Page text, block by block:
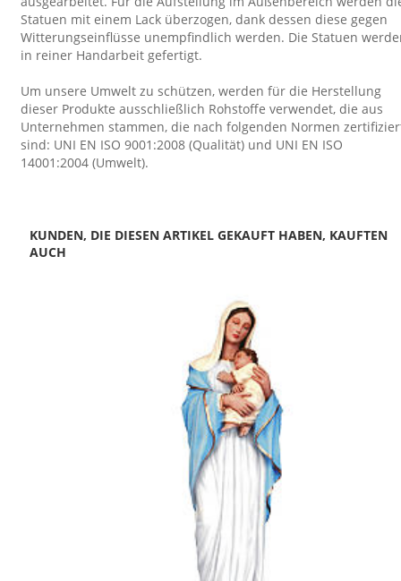
Statuen mit einem Lack überzogen, dank dessen diese gegen
Witterungseinflüsse unempfindlich werden. Die Statuen
in reiner Handarbeit gefertigt.
Um unsere Umwelt zu schützen, werden für die Herstellung
dieser Produkte ausschließlich Rohstoffe verwendet, die aus
Unternehmen stammen, die nach folgenden Normen
sind: UNI EN ISO 9001:2008 (Qualität) und UNI EN ISO
14001:2004 (Umwelt).
KUNDEN, DIE DIESEN ARTIKEL GEKAUFT HABEN, KAUFTEN
AUCH